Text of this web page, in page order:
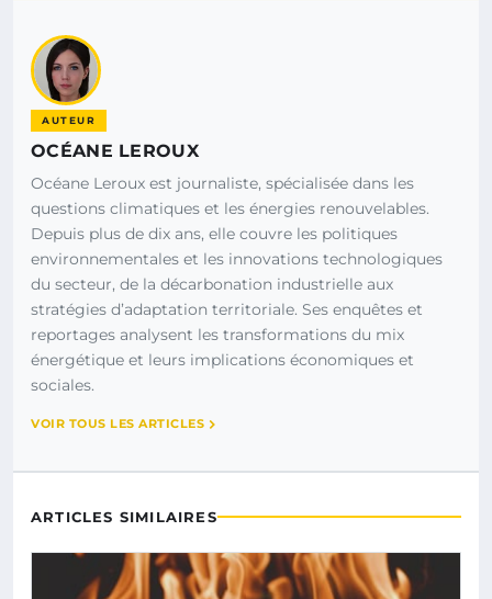
AUTEUR
OCÉANE LEROUX
Océane Leroux est journaliste, spécialisée dans les
questions climatiques et les énergies renouvelables.
Depuis plus de dix ans, elle couvre les politiques
environnementales et les innovations technologiques
du secteur, de la décarbonation industrielle aux
stratégies d’adaptation territoriale. Ses enquêtes et
reportages analysent les transformations du mix
énergétique et leurs implications économiques et
sociales.
VOIR TOUS LES ARTICLES
ARTICLES SIMILAIRES